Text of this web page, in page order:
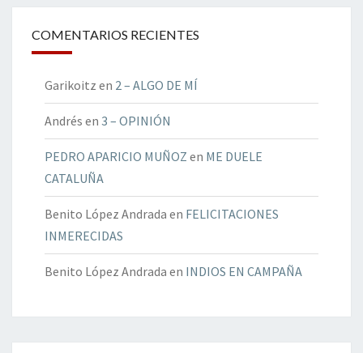
COMENTARIOS RECIENTES
Garikoitz en 2 – ALGO DE MÍ
Andrés en 3 – OPINIÓN
PEDRO APARICIO MUÑOZ en ME DUELE
CATALUÑA
Benito López Andrada en FELICITACIONES
INMERECIDAS
Benito López Andrada en INDIOS EN CAMPAÑA